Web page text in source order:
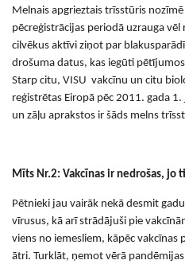
Melnais apgrieztais trīsstūris
pēcreģistrācijas periodā uzrauga vēl
cilvēkus aktīvi ziņot par
drošuma datus, kas iegūti
Starp citu, VISU vakcīnu un citu
reģistrētas Eiropā pēc 2011. gada
un zāļu aprakstos ir šāds melns
Mīts Nr.2: Vakcīnas ir nedrošas, jo
Pētnieki jau vairāk nekā desmit
vīrusus, kā arī strādājuši pie
viens no iemesliem, kāpēc vakcīnas
ātri. Turklāt, ņemot vērā